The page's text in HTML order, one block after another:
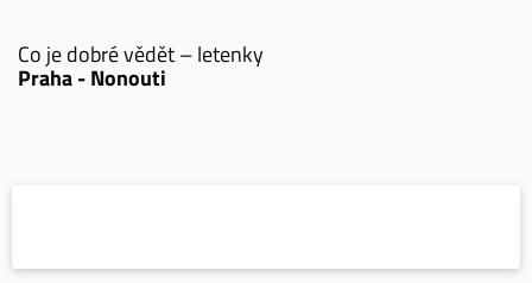
Co je dobré vědět – letenky
Praha - Nonouti